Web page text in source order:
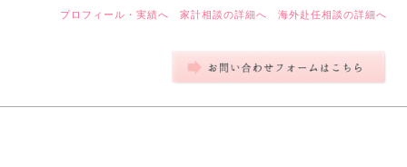
プロフィール・実績へ 家計相談の詳細へ 海外赴任相談の詳細へ